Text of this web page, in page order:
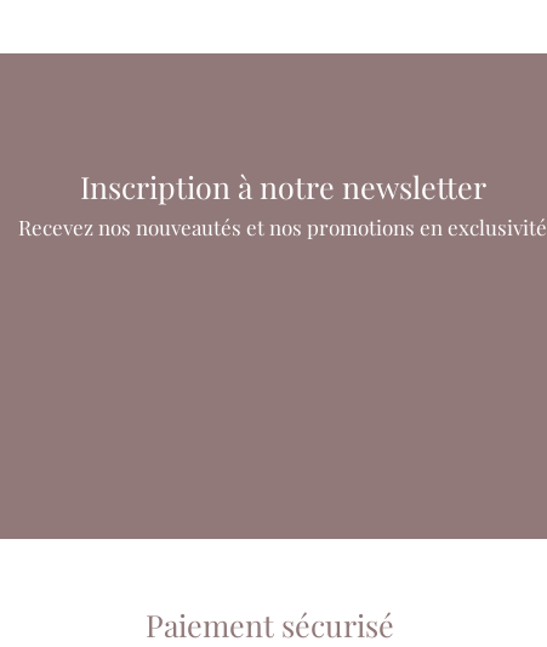
Inscription à notre newsletter
Recevez nos nouveautés et nos promotions en exclusivité
Paiement sécurisé